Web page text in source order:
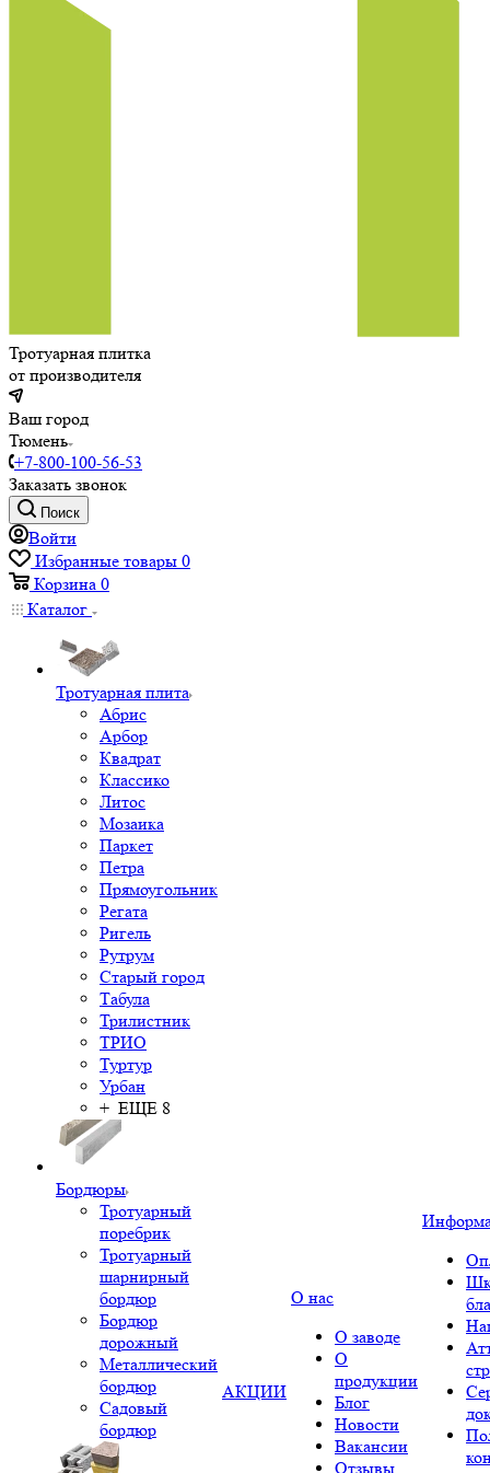
Тротуарная плитка
от производителя
Ваш город
Тюмень
+7-800-100-56-53
Заказать звонок
Поиск
Войти
Избранные товары 0
Корзина 0
Каталог
Тротуарная плита
Абрис
Арбор
Квадрат
Классико
Литос
Мозаика
Паркет
Петра
Прямоугольник
Регата
Ригель
Рутрум
Старый город
Табула
Трилистник
ТРИО
Туртур
Урбан
+ ЕЩЕ 8
Бордюры
Тротуарный
поребрик
Тротуарный
шарнирный
бордюр
Бордюр
дорожный
Металлический
бордюр
Садовый
бордюр
АКЦИИ
О нас
О заводе
О
продукции
Блог
Новости
Вакансии
Отзывы